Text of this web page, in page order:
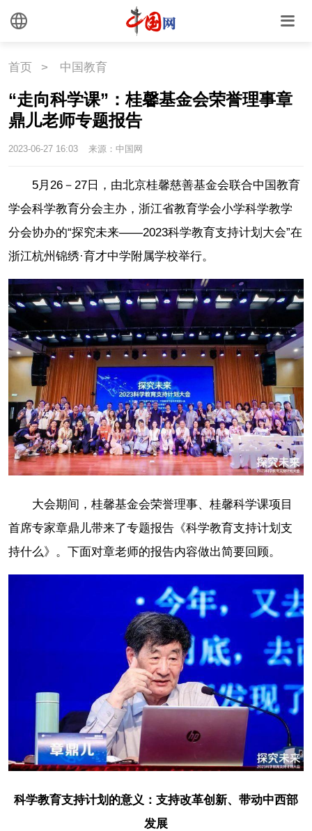
首页 > 中国教育
“走向科学课”：桂馨基金会荣誉理事章
鼎儿老师专题报告
2023-06-27 16:03 来源：中国网
5月26－27日，由北京桂馨慈善基金会联合中国教育
学会科学教育分会主办，浙江省教育学会小学科学教学
分会协办的“探究未来——2023科学教育支持计划大会”在
浙江杭州锦绣·育才中学附属学校举行。
大会期间，桂馨基金会荣誉理事、桂馨科学课项目
首席专家章鼎儿带来了专题报告《科学教育支持计划支
持什么》。下面对章老师的报告内容做出简要回顾。
科学教育支持计划的意义：支持改革创新、带动中西部
发展